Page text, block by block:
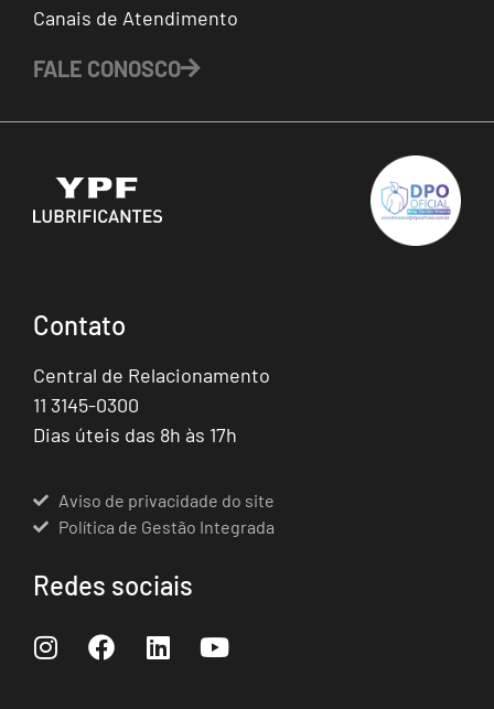
Canais de Atendimento
FALE CONOSCO
Contato
Central de Relacionamento
11 3145-0300
Dias úteis das 8h às 17h
Aviso de privacidade do site
Política de Gestão Integrada
Redes sociais